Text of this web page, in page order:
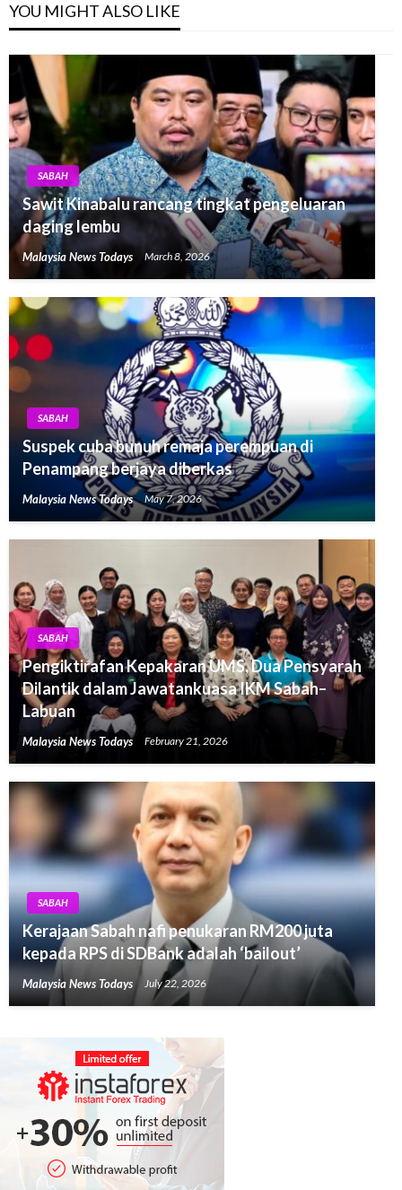
YOU MIGHT ALSO LIKE
SABAH
Sawit Kinabalu rancang tingkat pengeluaran
daging lembu
Malaysia News Todays March 8, 2026
SABAH
Suspek cuba bunuh remaja perempuan di
Penampang berjaya diberkas
Malaysia News Todays May 7, 2026
SABAH
Pengiktirafan Kepakaran UMS, Dua Pensyarah
Dilantik dalam Jawatankuasa IKM Sabah–
Labuan
Malaysia News Todays February 21, 2026
SABAH
Kerajaan Sabah nafi penukaran RM200 juta
kepada RPS di SDBank adalah ‘bailout’
Malaysia News Todays July 22, 2026